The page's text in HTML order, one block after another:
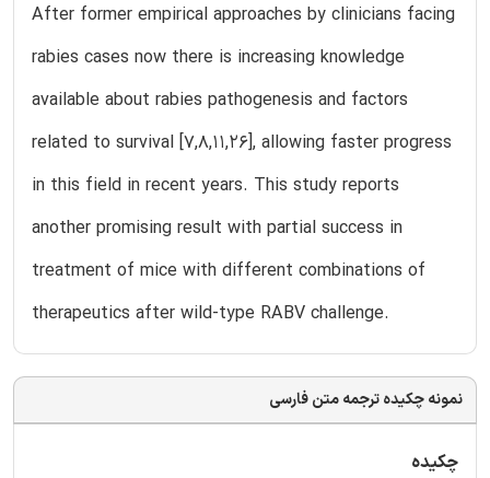
After former empirical approaches by clinicians facing
rabies cases now there is increasing knowledge
available about rabies pathogenesis and factors
related to survival [7,8,11,26], allowing faster progress
in this field in recent years. This study reports
another promising result with partial success in
treatment of mice with different combinations of
therapeutics after wild-type RABV challenge.
نمونه چکیده ترجمه متن فارسی
چکیده